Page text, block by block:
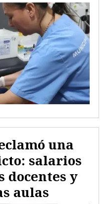
una
salarios
docentes y
aulas